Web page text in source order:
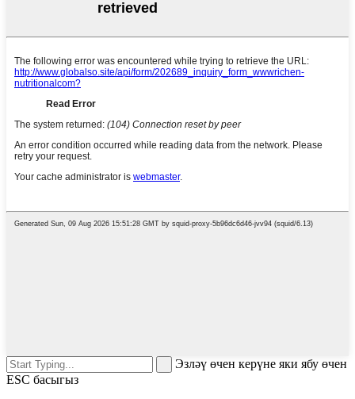
Эзләү өчен керүне яки ябу өчен
ESC басыгыз